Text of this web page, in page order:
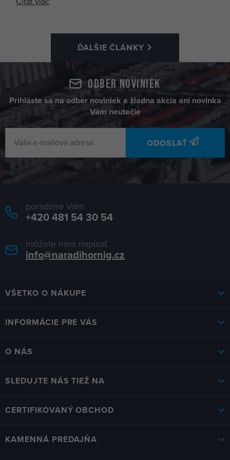
ĎALŠIE ČLÁNKY
Odber noviniek
Prihláste sa na odber noviniek a žiadna akcia ani novinka
Vám neutečie
ODOSLAŤ
poradíme Vám
+420 481 54 30 54
môžete nám napísať
info@naradihornig.cz
VŠETKO O NÁKUPE
INFORMÁCIE PRE VÁS
O NÁS
SLEDUJTE NÁS TIEŽ NA
CERTIFIKOVANÝ OBCHOD
KAMENNÁ PREDAJŇA